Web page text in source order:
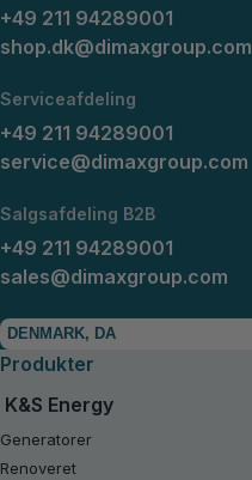
+49 211 94289001
shop.dk@dimaxgroup.com
Serviceafdeling
+49 211 94289001
service@dimaxgroup.com
Salgsafdeling B2B
+49 211 94289001
sales@dimaxgroup.com
DENMARK, DA
Produkter
K&S Energy
Generatorer
Renoveret